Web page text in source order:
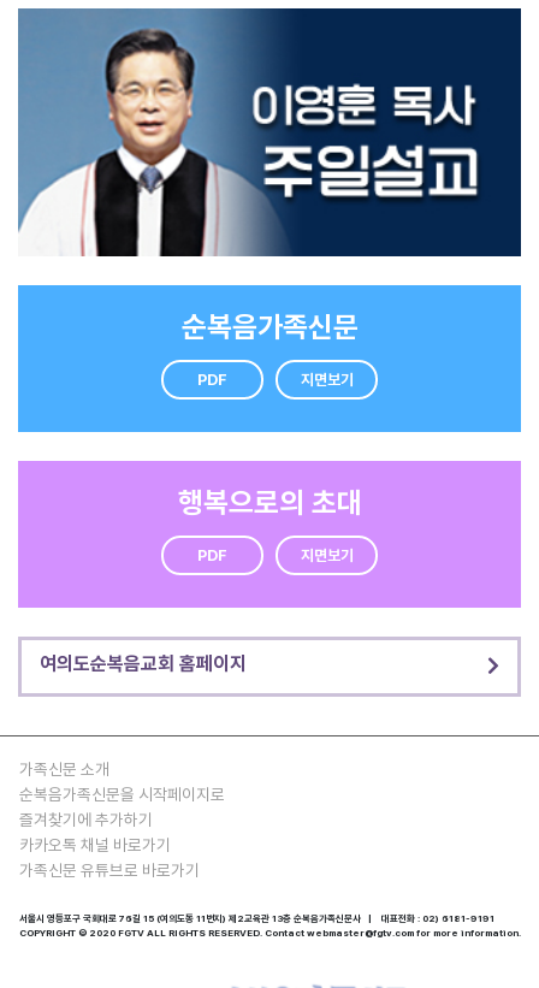
마, 이제 나도 할 수 있는 게 생겼으니까, 엄마도 하고 싶은 거 좀 하세요.” 그 아이는 이
제 글로 세상과 소통하는 소년 작가가 되었습니다. 삶을 끝까지 걷게 하는 힘은 빠름이
아니라 지속입니다. 천천히라도 멈추지 않는 걸음은 결국 길을 완성합니다. 겉으로는
더디게 보여도 각자에게는 필요한 시간이 있습니다. 보이지 않을 뿐, 그 시간 속에서 사
람은 조금씩 성장합니다. 타인과 비교하기보다 자신만의 속도로 묵묵히 나아갈 때 삶
은 더욱 단단해집니다. 그러니 때로는 숨을 고르며, 지금 이대로도 충분하다고 자신을
따뜻하게 다독여 주세요.HOME
순복음가족신문
PDF 지면보기
행복으로의 초대
PDF 지면보기
여의도순복음교회 홈페이지
가족신문 소개
순복음가족신문을 시작페이지로
즐겨찾기에 추가하기
카카오톡 채널 바로가기
가족신문 유튜브로 바로가기
서울시 영등포구 국회대로 76길 15 (여의도동 11번지) 제2교육관 13층 순복음가족신문사 | 대표전화 : 02) 6181-9191
COPYRIGHT © 2020 FGTV ALL RIGHTS RESERVED. Contact webmaster@fgtv.com for more information.